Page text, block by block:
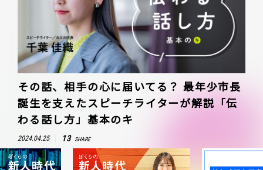
その話、相手の心に届いてる？ 最年少市長
誕生を支えたスピーチライターが解説「伝
わる話し方」基本のキ
2024.04.25 13 SHARE